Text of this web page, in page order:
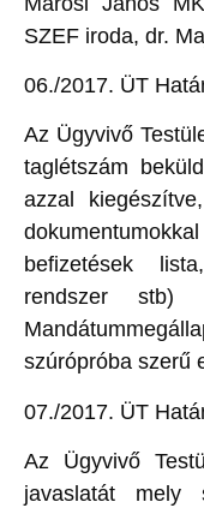
SZEF iroda, dr.
06./2017. ÜT
Az Ügyvivő
taglétszám
azzal
befizetések
rendszer stb)
szúrópróba szerű
07./2017. ÜT
Az Ügyvivő
javaslatát mely